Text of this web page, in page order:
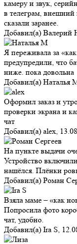
камеру и звук,
в телеграм, внешний
сказали заранее.
Добавил(а) Валерий
Я переживала за
предупредили, что
ниже. пока довольна
Добавил(а) Наталья
Оформил заказ и
проверки экрана и
чат
Добавил(а) alex,
На пункте выдачи
Устройство
нашёлся. Плёнки
Добавил(а) Роман
Взяла маме – «как
Попросила фото
чат, удобно.
Добавил(а) Ira S,